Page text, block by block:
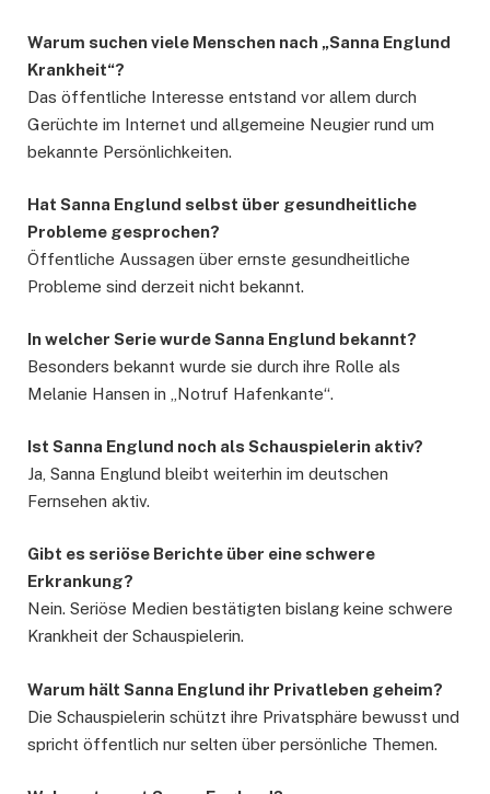
Warum suchen viele Menschen nach „Sanna Englund
Krankheit“?
Das öffentliche Interesse entstand vor allem durch
Gerüchte im Internet und allgemeine Neugier rund um
bekannte Persönlichkeiten.
Hat Sanna Englund selbst über gesundheitliche
Probleme gesprochen?
Öffentliche Aussagen über ernste gesundheitliche
Probleme sind derzeit nicht bekannt.
In welcher Serie wurde Sanna Englund bekannt?
Besonders bekannt wurde sie durch ihre Rolle als
Melanie Hansen in „Notruf Hafenkante“.
Ist Sanna Englund noch als Schauspielerin aktiv?
Ja, Sanna Englund bleibt weiterhin im deutschen
Fernsehen aktiv.
Gibt es seriöse Berichte über eine schwere
Erkrankung?
Nein. Seriöse Medien bestätigten bislang keine schwere
Krankheit der Schauspielerin.
Warum hält Sanna Englund ihr Privatleben geheim?
Die Schauspielerin schützt ihre Privatsphäre bewusst und
spricht öffentlich nur selten über persönliche Themen.